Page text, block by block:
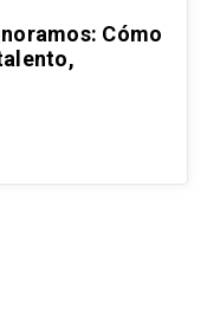
Cómo